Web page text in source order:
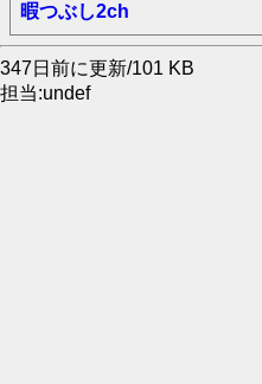
暇つぶし2ch
347日前に更新/101 KB
担当:undef